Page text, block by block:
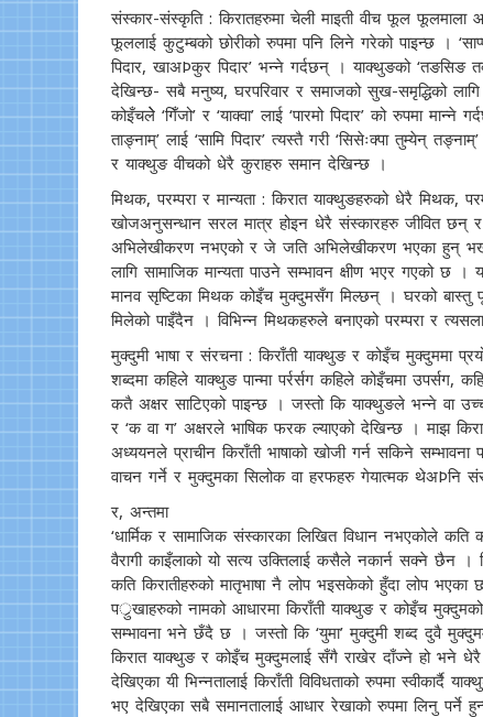
संस्कार-संस्कृति : किरातहरुमा चेली माइती वीच फूल
फूललाई कुटुम्बको छोरीको रुपमा पनि लिने गरेको पाइन्छ ।
पिदार, खाअÞकुर पिदार’ भन्ने गर्दछन् । याक्थुङको ‘तङसिङ
देखिन्छ- सबै मनुष्य, घरपरिवार र समाजको सुख-समृद्धिको लागि
कोइँचलेे ‘गिँजो’ र ‘याक्वा’ लाई ‘पारमो पिदार’ को रुपमा मान्ने
ताङ्नाम्’ लाई ‘सामि पिदार’ त्यस्तै गरी ‘सिसेःक्पा तुम्येन्
र याक्थुङ वीचको धेरै कुराहरु समान देखिन्छ ।
मिथक, परम्परा र मान्यता : किरात याक्थुङहरुको धेरै
खोजअनुसन्धान सरल मात्र होइन धेरै संस्कारहरु जीवित छन्
अभिलेखीकरण नभएको र जे जति अभिलेखीकरण भएका हुन्
लागि सामाजिक मान्यता पाउने सम्भावन क्षीण भएर गएको छ ।
मानव सृष्टिका मिथक कोइँच मुक्दुमसँग मिल्छन् । घरको बास्तु
मिलेको पाइँदैन । विभिन्न मिथकहरुले बनाएको परम्परा र
मुक्दुमी भाषा र संरचना : किराँती याक्थुङ र कोइँच मुक्दुममा
शब्दमा कहिले याक्थुङ पान्मा पर्रर्सग कहिले कोइँचमा उपर्सग,
कतै अक्षर साटिएको पाइन्छ । जस्तो कि याक्थुङले भन्ने वा
र ‘क वा ग’ अक्षरले भाषिक फरक ल्याएको देखिन्छ । माझ
अध्ययनले प्राचीन किराँती भाषाको खोजी गर्न सकिने
वाचन गर्ने र मुक्दुमका सिलोक वा हरफहरु गेयात्मक थेअÞनि
र, अन्तमा
‘धार्मिक र सामाजिक संस्कारका लिखित विधान नभएकोले कति
वैरागी काइँलाको यो सत्य उक्तिलाई कसैले नकार्न सक्ने छैन
कति किरातीहरुको मातृभाषा नै लोप भइसकेको हुँदा लोप भएका
पर्ुखाहरुको नामको आधारमा किराँती याक्थुङ र कोइँच
सम्भावना भने छँदै छ । जस्तो कि ‘युमा’ मुक्दुमी शब्द दुवै
किरात याक्थुङ र कोइँच मुक्दुमलाई सँगै राखेर दाँज्ने हो भने
देखिएका यी भिन्नतालाई किराँती विविधताको रुपमा
भए देखिएका सबै समानतालाई आधार रेखाको रुपमा लिनु पर्ने